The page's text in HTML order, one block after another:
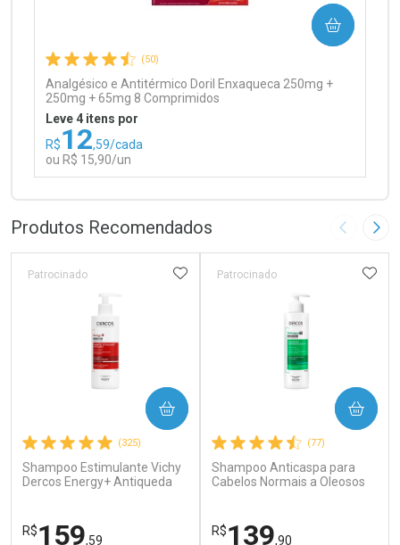
(50)
Analgésico e Antitérmico Doril Enxaqueca 250mg +
250mg + 65mg 8 Comprimidos
Leve 4 itens por
R$12,59/cada
ou R$ 15,90/un
COMPRAR
Laboratório
Ativar Desconto
Comprar sem Desconto
Por Menos
Comprar sem Desconto
Produtos Recomendados Imagem
(325)
Shampoo Estimulante Vichy
Dercos Energy+ Antiqueda
Patrocinado
R$159,59
ADICIONAR AOS FAVORITOS
COMPRAR
(77)
Shampoo Anticaspa para
Cabelos Normais a Oleosos
Patrocinado
R$139,90
COMPRAR